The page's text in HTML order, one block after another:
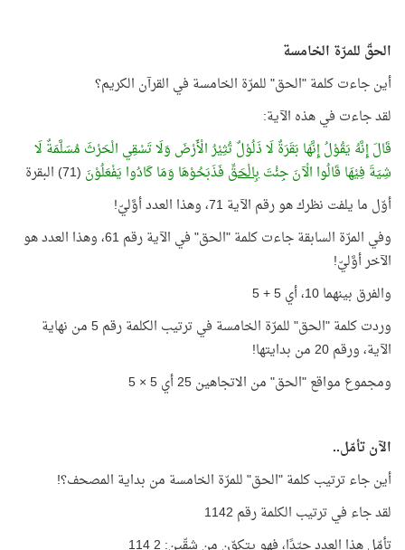
الحقّ للمرّة الخامسة
أين جاءت كلمة "الحق" للمرّة الخامسة في القرآن الكريم؟
لقد جاءت في هذه الآية:
قَالَ إِنَّهُ يَقُوْلُ إِنَّهَا بَقَرَةٌ لَا ذَلُوْلٌ تُثِيْرُ الْأَرْضَ وَلَا تَسْقِي الْحَرْثَ مُسَلَّمَةٌ لَا
شِيَةَ فِيْهَا قَالُوا الْآنَ جِئْتَبِالْحَقِّ فَذَبَحُوْهَا وَمَا كَادُوا يَفْعَلُوْنَ (71) البقرة
أوّل ما يلفت نظرك هو رقم الآية 71، وهذا العدد أوَّليّ!
وفي المرّة السابقة جاءت كلمة "الحق" في الآية رقم 61، وهذا العدد هو
الآخر أوَّليّ!
والفرق بينهما 10، أي 5 + 5
وردت كلمة "الحق" للمرّة الخامسة في ترتيب الكلمة رقم 5 من نهاية
الآية، ورقم 20 من بدايتها!
ومجموع مواقع "الحق" من الاتجاهين 25 أي 5 × 5
الآن تأمّل..
أين جاء ترتيب كلمة "الحق" للمرّة الخامسة من بداية المصحف؟!
لقد جاء في ترتيب الكلمة رقم 1142